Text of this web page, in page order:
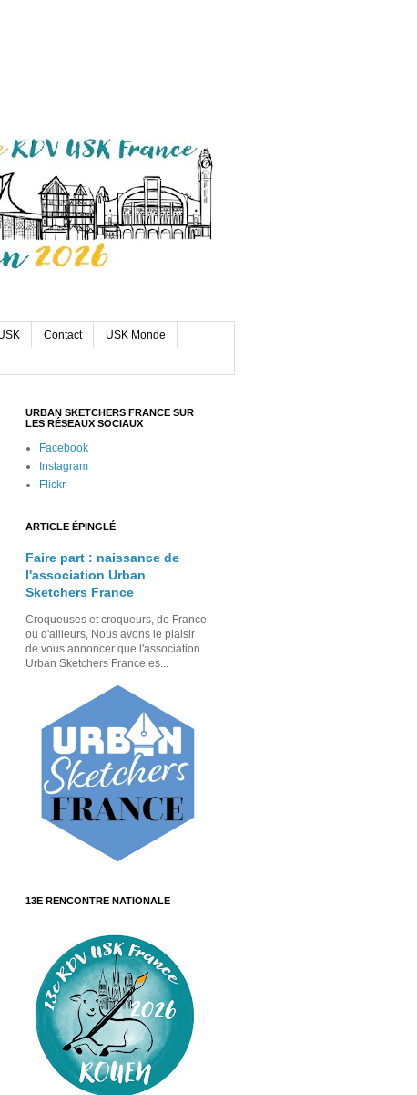
Contact USK Monde
URBAN SKETCHERS FRANCE SUR
LES RÉSEAUX SOCIAUX
Facebook
Instagram
Flickr
ARTICLE ÉPINGLÉ
Faire part : naissance de
l'association Urban
Sketchers France
Croqueuses et croqueurs, de France
ou d'ailleurs, Nous avons le plaisir
de vous annoncer que l'association
Urban Sketchers France es...
13E RENCONTRE NATIONALE